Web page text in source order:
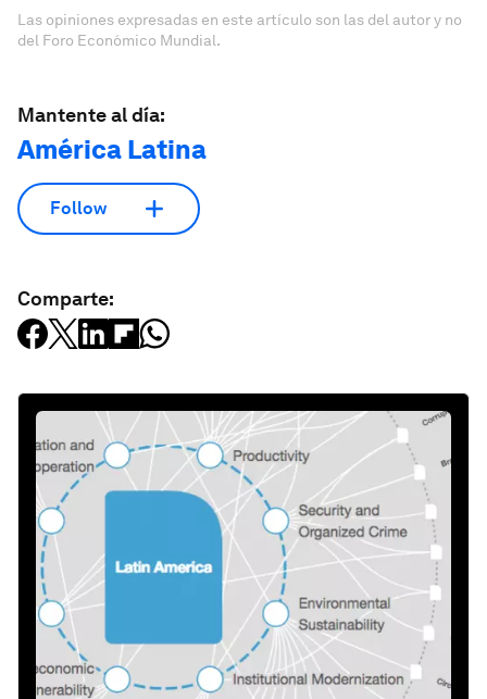
Las opiniones expresadas en este artículo son las del autor y no
del Foro Económico Mundial.
Mantente al día:
América Latina
Follow
Comparte: